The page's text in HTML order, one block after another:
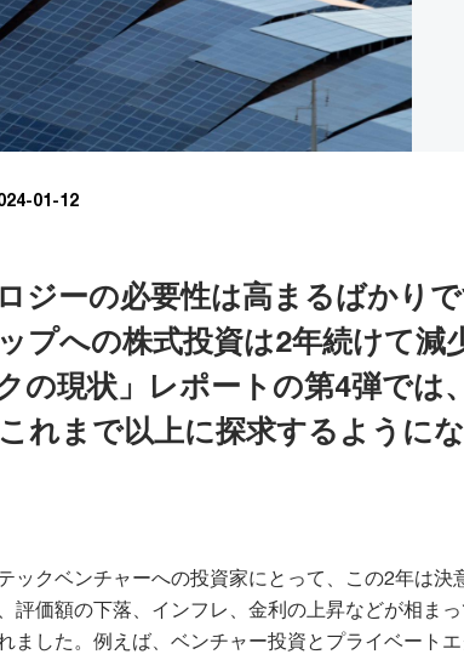
01-12
ジーの必要性は高まるばかり
プへの株式投資は2年続けて
の現状」レポートの第4弾で
れまで以上に探求するように
ックベンチャーへの投資家にとって、この2年は
評価額の下落、インフレ、金利の上昇などが相ま
ました。例えば、ベンチャー投資とプライベート